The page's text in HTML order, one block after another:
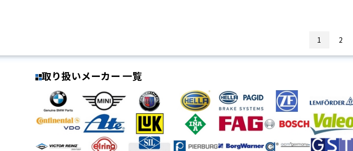
1 2
取り扱いメーカー 一覧